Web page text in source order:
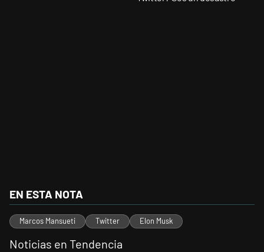
EN ESTA NOTA
Marcos Mansueti Twitter Elon Musk
Noticias en Tendencia